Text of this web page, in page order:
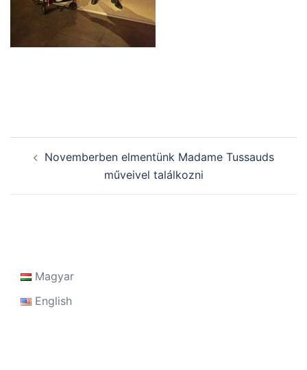
navigation
Novemberben elmentünk Madame Tussauds
műveivel találkozni
Magyar
English